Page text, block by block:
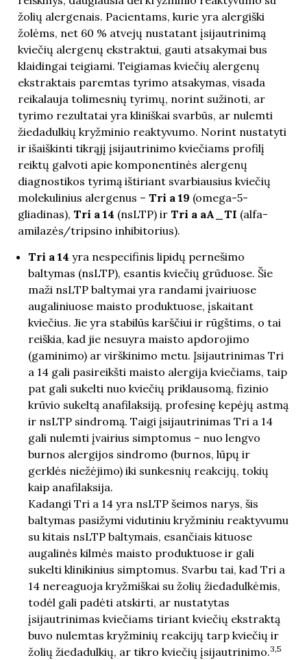
žolių alergenais. Pacientams, kurie yra alergiški
žolėms, net 60 % atvejų nustatant įsijautrinimą
kviečių alergenų ekstraktui, gauti atsakymai bus
klaidingai teigiami. Teigiamas kviečių alergenų
ekstraktais paremtas tyrimo atsakymas, visada
reikalauja tolimesnių tyrimų, norint sužinoti, ar
tyrimo rezultatai yra kliniškai svarbūs, ar nulemti
žiedadulkių kryžminio reaktyvumo. Norint nustatyti
ir išaiškinti tikrąjį įsijautrinimo kviečiams profilį
reiktų galvoti apie komponentinės alergenų
diagnostikos tyrimą ištiriant svarbiausius kviečių
molekulinius alergenus – Tri a 19 (omega-5-
gliadinas), Tri a 14 (nsLTP) ir Tri a aA_TI (alfa-
amilazės/tripsino inhibitorius).
Tri a 14 yra nespecifinis lipidų pernešimo
baltymas (nsLTP), esantis kviečių grūduose. Šie
maži nsLTP baltymai yra randami įvairiuose
augaliniuose maisto produktuose, įskaitant
kviečius. Jie yra stabilūs karščiui ir rūgštims, o tai
reiškia, kad jie nesuyra maisto apdorojimo
(gaminimo) ar virškinimo metu. Įsijautrinimas Tri
a 14 gali pasireikšti maisto alergija kviečiams, taip
pat gali sukelti nuo kviečių priklausomą, fizinio
krūvio sukeltą anafilaksiją, profesinę kepėjų astmą
ir nsLTP sindromą. Taigi įsijautrinimas Tri a 14
gali nulemti įvairius simptomus – nuo lengvo
burnos alergijos sindromo (burnos, lūpų ir
gerklės niežėjimo) iki sunkesnių reakcijų, tokių
kaip anafilaksija.
Kadangi Tri a 14 yra nsLTP šeimos narys, šis
baltymas pasižymi vidutiniu kryžminiu reaktyvumu
su kitais nsLTP baltymais, esančiais kituose
augalinės kilmės maisto produktuose ir gali
sukelti klinikinius simptomus. Svarbu tai, kad Tri a
14 nereaguoja kryžmiškai su žolių žiedadulkėmis,
todėl gali padėti atskirti, ar nustatytas
įsijautrinimas kviečiams tiriant kviečių ekstraktą
buvo nulemtas kryžminių reakcijų tarp kviečių ir
žolių žiedadulkių, ar tikro kviečių įsijautrinimo.3,5